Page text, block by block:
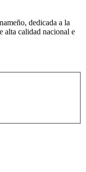
dedicada a la
alta calidad nacional e